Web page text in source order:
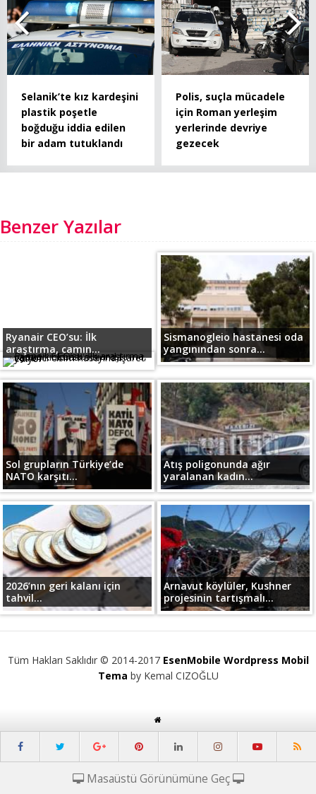
Selanik’te kız kardeşini
plastik poşetle
boğduğu iddia edilen
bir adam tutuklandı
Polis, suçla mücadele
için Roman yerleşim
yerlerinde devriye
gezecek
Benzer Yazılar
Ryanair CEO’su: İlk
araştırma, camın...
Sismanogleio hastanesi oda
yangınından sonra...
Sol grupların Türkiye’de
NATO karşıtı...
Atış poligonunda ağır
yaralanan kadın...
2026’nın geri kalanı için
tahvil...
Arnavut köylüler, Kushner
projesinin tartışmalı...
Tüm Hakları Saklıdır © 2014-2017 EsenMobile Wordpress Mobil
Tema by Kemal CIZOĞLU
Masaüstü Görünümüne Geç